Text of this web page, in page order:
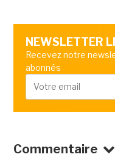
NEWSLETTER
Recevez notre
abonnés
Commentaire